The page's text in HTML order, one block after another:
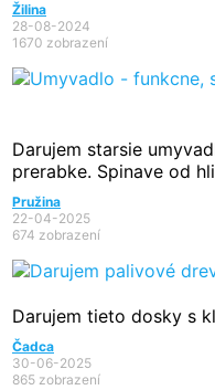
Žilina
28-08-2024
1670 zobrazení
Darujem starsie
prerabke. Spinave od
Pružina
22-04-2025
674 zobrazení
Darujem tieto dosky s
Čadca
30-06-2025
865 zobrazení